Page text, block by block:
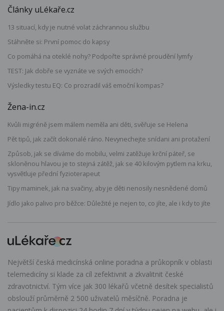
Články uLékaře.cz
13 situací, kdy je nutné volat záchrannou službu
Stáhněte si: První pomoc do kapsy
Co pomáhá na oteklé nohy? Podpořte správné proudění lymfy
TEST: Jak dobře se vyznáte ve svých emocích?
Výsledky testu EQ: Co prozradil váš emoční kompas?
Žena-in.cz
Kvůli migréně jsem málem neměla ani děti, svěřuje se Helena
Pět tipů, jak začít dokonalé ráno. Nevynechejte snídani ani protažení
Způsob, jak se díváme do mobilu, velmi zatěžuje krční páteř, se
skloněnou hlavou je to stejná zátěž, jak se 40 kilovým pytlem na krku,
vysvětluje přední fyzioterapeut
Tipy maminek, jak na svačiny, aby je děti nenosily nesnědené domů
Jídlo jako palivo pro běžce: Důležité je nejen to, co jíte, ale i kdy to jíte
Největší česká medicínská online poradna a průkopník v oblasti
telemedicíny si klade za cíl zefektivnit a zkvalitnit české
zdravotnictví. Tým více jak 300 lékařů včetně desítek specialistů
obslouží průměrně 2 500 uživatelů měsíčně. Poradna je